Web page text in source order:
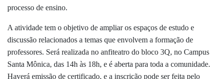
processo de ensino.
A atividade tem o objetivo de ampliar os espaços de estudo e
discussão relacionados a temas que envolvem a formação de
professores. Será realizada no anfiteatro do bloco 3Q, no Campus
Santa Mônica, das 14h às 18h, e é aberta para toda a comunidade.
Haverá emissão de certificado, e a inscrição pode ser feita pelo